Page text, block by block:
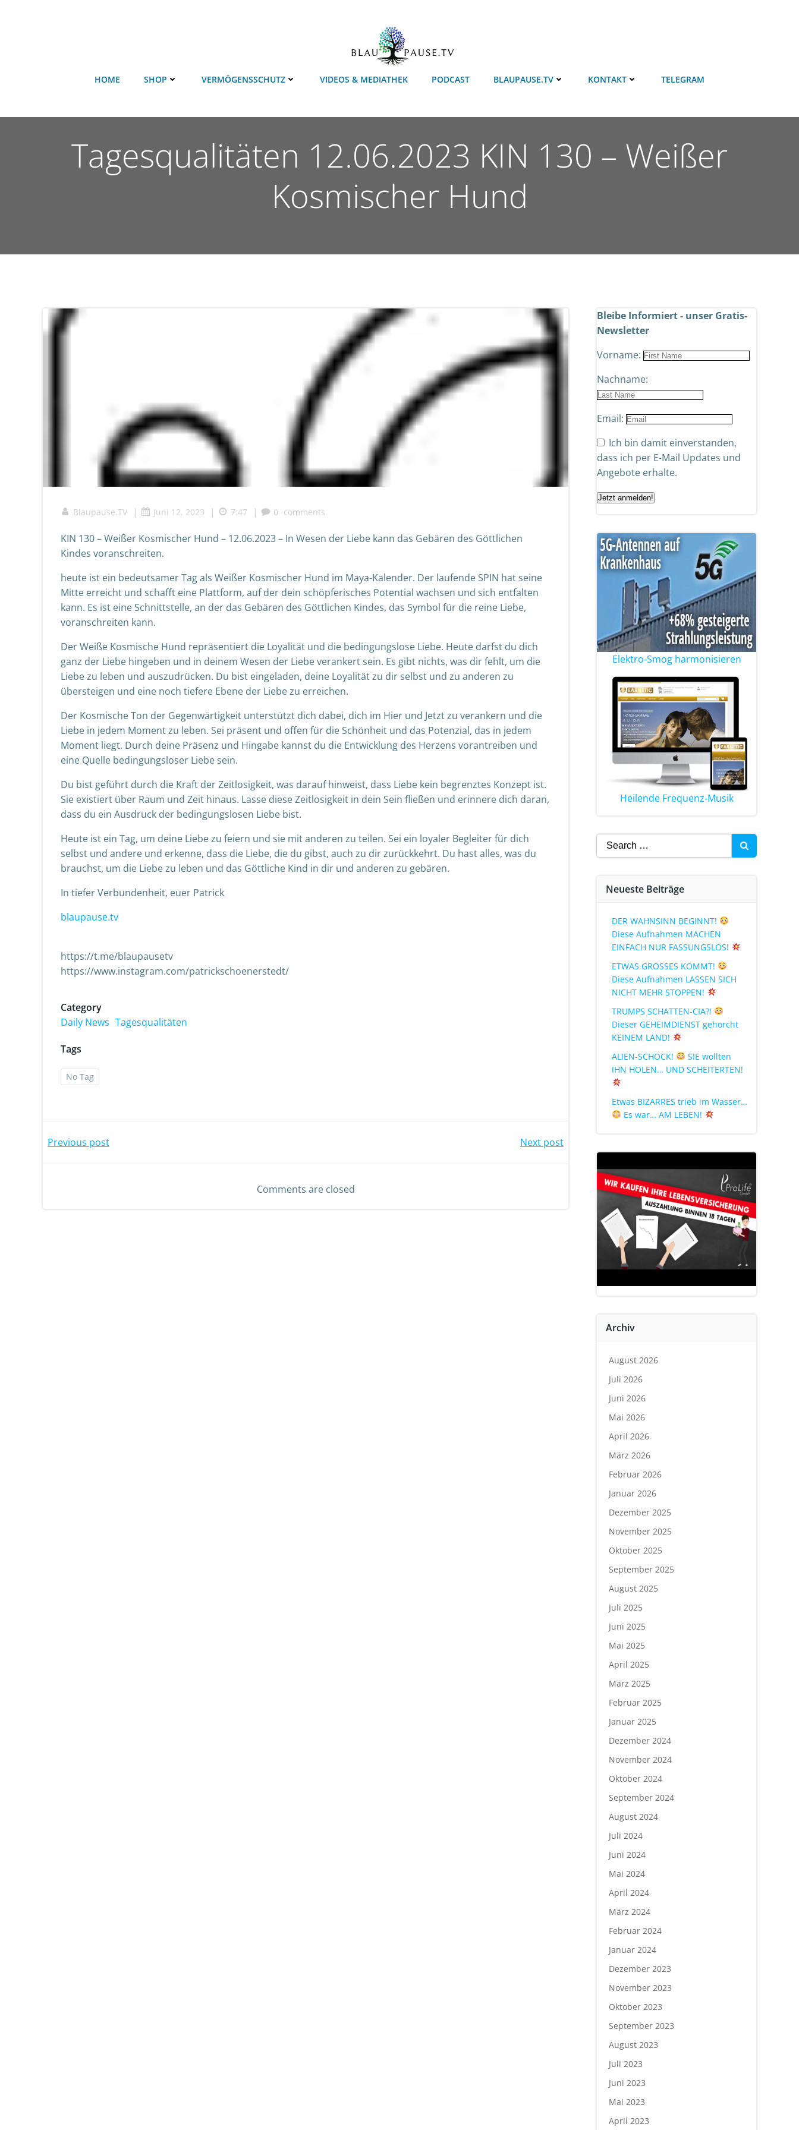
HOME SHOP VERMÖGENSSCHUTZ VIDEOS & MEDIATHEK PODCAST BLAUPAUSE.TV KONTAKT TELEGRAM
Tagesqualitäten 12.06.2023 KIN 130 – Weißer
Kosmischer Hund
Blaupause.TV | Juni 12, 2023 | 7:47 | 0 comments
KIN 130 – Weißer Kosmischer Hund – 12.06.2023 – In Wesen der Liebe kann das Gebären des Göttlichen
Kindes voranschreiten.
heute ist ein bedeutsamer Tag als Weißer Kosmischer Hund im Maya-Kalender. Der laufende SPIN hat seine
Mitte erreicht und schafft eine Plattform, auf der dein schöpferisches Potential wachsen und sich entfalten
kann. Es ist eine Schnittstelle, an der das Gebären des Göttlichen Kindes, das Symbol für die reine Liebe,
voranschreiten kann.
Der Weiße Kosmische Hund repräsentiert die Loyalität und die bedingungslose Liebe. Heute darfst du dich
ganz der Liebe hingeben und in deinem Wesen der Liebe verankert sein. Es gibt nichts, was dir fehlt, um die
Liebe zu leben und auszudrücken. Du bist eingeladen, deine Loyalität zu dir selbst und zu anderen zu
übersteigen und eine noch tiefere Ebene der Liebe zu erreichen.
Der Kosmische Ton der Gegenwärtigkeit unterstützt dich dabei, dich im Hier und Jetzt zu verankern und die
Liebe in jedem Moment zu leben. Sei präsent und offen für die Schönheit und das Potenzial, das in jedem
Moment liegt. Durch deine Präsenz und Hingabe kannst du die Entwicklung des Herzens vorantreiben und
eine Quelle bedingungsloser Liebe sein.
Du bist geführt durch die Kraft der Zeitlosigkeit, was darauf hinweist, dass Liebe kein begrenztes Konzept ist.
Sie existiert über Raum und Zeit hinaus. Lasse diese Zeitlosigkeit in dein Sein fließen und erinnere dich daran,
dass du ein Ausdruck der bedingungslosen Liebe bist.
Heute ist ein Tag, um deine Liebe zu feiern und sie mit anderen zu teilen. Sei ein loyaler Begleiter für dich
selbst und andere und erkenne, dass die Liebe, die du gibst, auch zu dir zurückkehrt. Du hast alles, was du
brauchst, um die Liebe zu leben und das Göttliche Kind in dir und anderen zu gebären.
In tiefer Verbundenheit, euer Patrick
blaupause.tv
https://t.me/blaupausetv
https://www.instagram.com/patrickschoenerstedt/
Category
Daily News Tagesqualitäten
Tags
No Tag
Previous post Next post
Comments are closed
Bleibe Informiert - unser Gratis-
Newsletter
Vorname:
Nachname:
Email:
Ich bin damit einverstanden,
dass ich per E-Mail Updates und
Angebote erhalte.
Jetzt anmelden!
Elektro-Smog harmonisieren
Heilende Frequenz-Musik
Neueste Beiträge
DER WAHNSINN BEGINNT!
Diese Aufnahmen MACHEN
EINFACH NUR FASSUNGSLOS!
ETWAS GROSSES KOMMT!
Diese Aufnahmen LASSEN SICH
NICHT MEHR STOPPEN!
TRUMPS SCHATTEN-CIA?!
Dieser GEHEIMDIENST gehorcht
KEINEM LAND!
ALIEN-SCHOCK!
SIE wollten
IHN HOLEN… UND SCHEITERTEN!
Etwas BIZARRES trieb im Wasser…
Es war… AM LEBEN!
Archiv
August 2026
Juli 2026
Juni 2026
Mai 2026
April 2026
März 2026
Februar 2026
Januar 2026
Dezember 2025
November 2025
Oktober 2025
September 2025
August 2025
Juli 2025
Juni 2025
Mai 2025
April 2025
März 2025
Februar 2025
Januar 2025
Dezember 2024
November 2024
Oktober 2024
September 2024
August 2024
Juli 2024
Juni 2024
Mai 2024
April 2024
März 2024
Februar 2024
Januar 2024
Dezember 2023
November 2023
Oktober 2023
September 2023
August 2023
Juli 2023
Juni 2023
Mai 2023
April 2023